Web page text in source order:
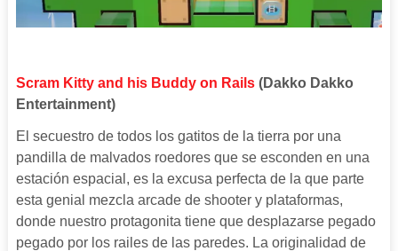
Scram Kitty and his Buddy on Rails(Dakko Dakko
Entertainment)
El secuestro de todos los gatitos de la tierra por una
pandilla de malvados roedores que se esconden en una
estación espacial, es la excusa perfecta de la que parte
esta genial mezcla arcade de shooter y plataformas,
donde nuestro protagonita tiene que desplazarse pegado
pegado por los railes de las paredes. La originalidad de